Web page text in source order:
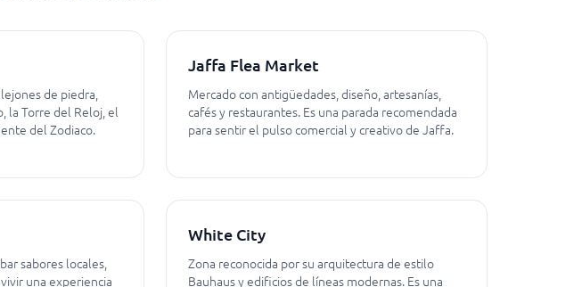
de piedra,
la Torre del Reloj, el
del Zodiaco.
Jaffa Flea Market
Mercado con antigüedades, diseño, artesanías,
cafés y restaurantes. Es una parada recomendada
para sentir el pulso comercial y creativo de Jaffa.
sabores locales,
una experiencia
White City
Zona reconocida por su arquitectura de estilo
Bauhaus y edificios de líneas modernas. Es una